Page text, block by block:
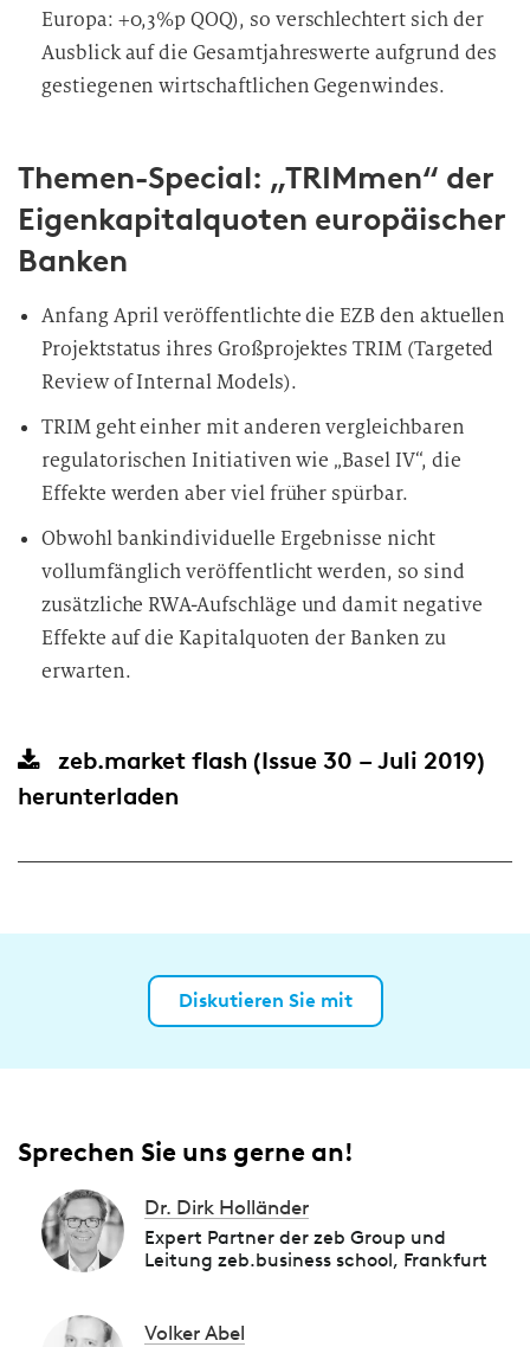
Europa: +0,3%p QOQ), so verschlechtert sich der
Ausblick auf die Gesamtjahreswerte aufgrund des
gestiegenen wirtschaftlichen Gegenwindes.
Themen-Special: „TRIMmen“ der
Eigenkapitalquoten europäischer
Banken
Anfang April veröffentlichte die EZB den aktuellen
Projektstatus ihres Großprojektes TRIM (Targeted
Review of Internal Models).
TRIM geht einher mit anderen vergleichbaren
regulatorischen Initiativen wie „Basel IV“, die
Effekte werden aber viel früher spürbar.
Obwohl bankindividuelle Ergebnisse nicht
vollumfänglich veröffentlicht werden, so sind
zusätzliche RWA-Aufschläge und damit negative
Effekte auf die Kapitalquoten der Banken zu
erwarten.
zeb.market flash (Issue 30 – Juli 2019)
herunterladen
Diskutieren Sie mit
Sprechen Sie uns gerne an!
Dr. Dirk Holländer
Expert Partner der zeb Group und
Leitung zeb.business school, Frankfurt
Volker Abel